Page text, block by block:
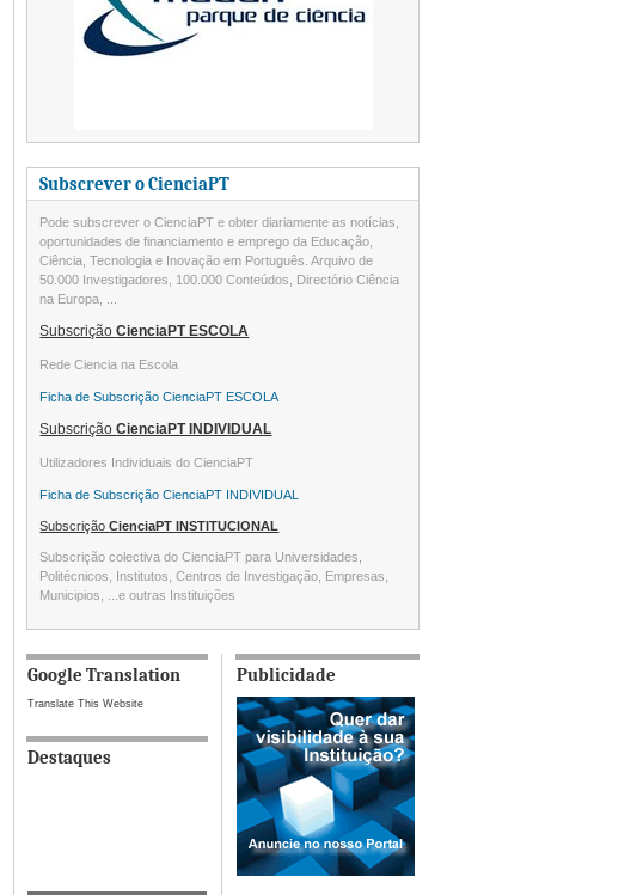
Subscrever o CienciaPT
Pode subscrever o CienciaPT e obter diariamente as notícias,
oportunidades de financiamento e emprego da Educação,
Ciência, Tecnologia e Inovação em Português. Arquivo de
50.000 Investigadores, 100.000 Conteúdos, Directório Ciência
na Europa, ...
SubscriçãoCienciaPT ESCOLA
Rede Ciencia na Escola
Ficha de Subscrição CienciaPT ESCOLA
SubscriçãoCienciaPT INDIVIDUAL
Utilizadores Individuais do CienciaPT
Ficha de Subscrição CienciaPT INDIVIDUAL
SubscriçãoCienciaPT INSTITUCIONAL
Subscrição colectiva do CienciaPT para Universidades,
Politécnicos, Institutos, Centros de Investigação, Empresas,
Municipios, ...e outras Instituições
Google Translation
Translate This Website
Destaques
Publicidade